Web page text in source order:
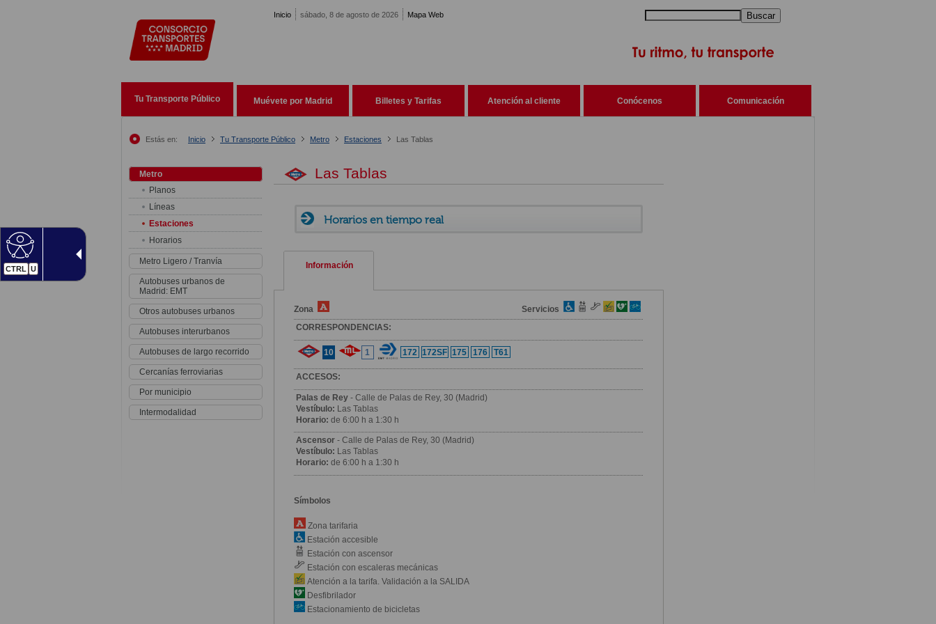
CTRL U
Inicio sábado, 8 de agosto de 2026 Mapa Web Buscar
Tu Transporte Público Muévete por Madrid Billetes y Tarifas Atención al cliente Conócenos Comunicación
Estás en: Inicio Tu Transporte Público Metro Estaciones Las Tablas
Metro
Planos
Líneas
Estaciones
Horarios
Metro Ligero / Tranvía
Autobuses urbanos de
Madrid: EMT
Otros autobuses urbanos
Autobuses interurbanos
Autobuses de largo recorrido
Cercanías ferroviarias
Por municipio
Intermodalidad
Las Tablas
Horarios en tiempo real
Información
Zona
Servicios
CORRESPONDENCIAS:
10 1 172 172SF 175 176 T61
ACCESOS:
Palas de Rey - Calle de Palas de Rey, 30 (Madrid)
Vestíbulo: Las Tablas
Horario: de 6:00 h a 1:30 h
Ascensor - Calle de Palas de Rey, 30 (Madrid)
Vestíbulo: Las Tablas
Horario: de 6:00 h a 1:30 h
Símbolos
Zona tarifaria
Estación accesible
Estación con ascensor
Estación con escaleras mecánicas
Atención a la tarifa. Validación a la SALIDA
Desfibrilador
Estacionamiento de bicicletas